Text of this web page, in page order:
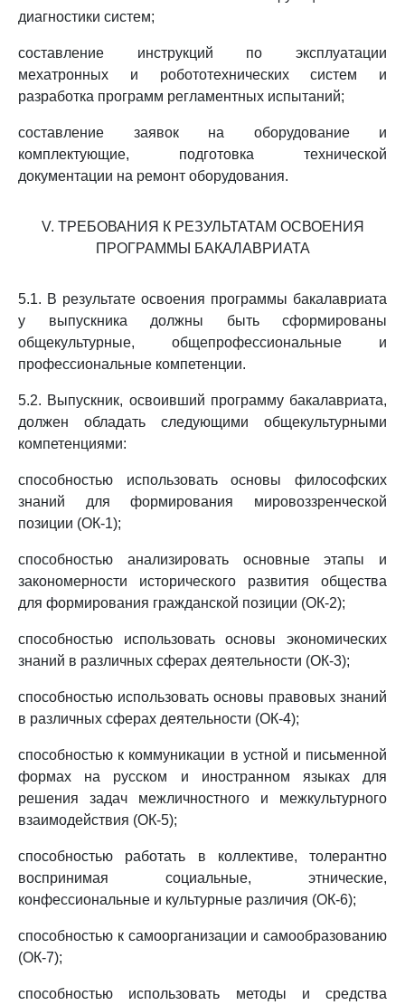
диагностики систем;
составление инструкций по эксплуатации
мехатронных и робототехнических систем и
разработка программ регламентных испытаний;
составление заявок на оборудование и
комплектующие, подготовка технической
документации на ремонт оборудования.
V. ТРЕБОВАНИЯ К РЕЗУЛЬТАТАМ ОСВОЕНИЯ
ПРОГРАММЫ БАКАЛАВРИАТА
5.1. В результате освоения программы бакалавриата
у выпускника должны быть сформированы
общекультурные, общепрофессиональные и
профессиональные компетенции.
5.2. Выпускник, освоивший программу бакалавриата,
должен обладать следующими общекультурными
компетенциями:
способностью использовать основы философских
знаний для формирования мировоззренческой
позиции (ОК-1);
способностью анализировать основные этапы и
закономерности исторического развития общества
для формирования гражданской позиции (ОК-2);
способностью использовать основы экономических
знаний в различных сферах деятельности (ОК-3);
способностью использовать основы правовых знаний
в различных сферах деятельности (ОК-4);
способностью к коммуникации в устной и письменной
формах на русском и иностранном языках для
решения задач межличностного и межкультурного
взаимодействия (ОК-5);
способностью работать в коллективе, толерантно
воспринимая социальные, этнические,
конфессиональные и культурные различия (ОК-6);
способностью к самоорганизации и самообразованию
(ОК-7);
способностью использовать методы и средства